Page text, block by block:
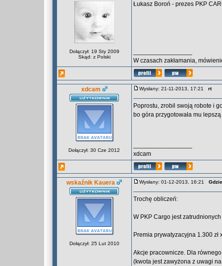
Dołączył: 19 Sty 2009
Skąd: z Polski
Łukasz Boroń - prezes PKP
W czasach zakłamania,
xdcam
Dołączył: 30 Cze 2012
Wysłany: 21-11-2013, 17:21 rt
Poprostu, zrobil swoją robote i
bo góra przygotowała mu
xdcam
wskaźnik Kauera
Dołączył: 25 Lut 2010
Wysłany: 01-12-2013, 16:21
Trochę obliczeń:
W PKP Cargo jest
Premia prywatyzacyjna 1.300 zł
Akcje pracownicze. Dla
(kwota jest zawyżona z uwagi